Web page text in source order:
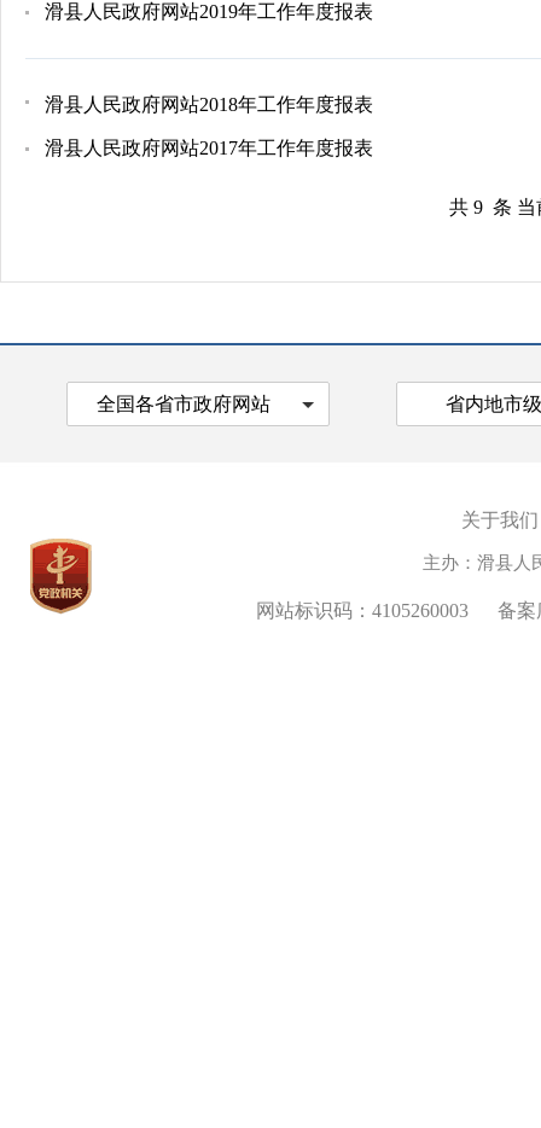
滑县人民政府网站2019年工作年度报表
滑县人民政府网站2018年工作年度报表
滑县人民政府网站2017年工作年度报表
共 9 条
全国各省市政府网站 省内地市
关于我们
主办：滑县人
网站标识码：4105260003 备案